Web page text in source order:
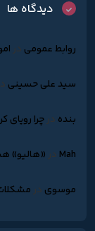
دیدگاه ها
روابط عمومی در
سید علی حسینی
بنده درچرا رویای
Mah در«هالیو»
موسوی در